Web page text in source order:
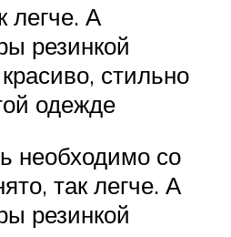
легче. А
резинкой
стильно
одежде
необходимо со
так легче. А
резинкой